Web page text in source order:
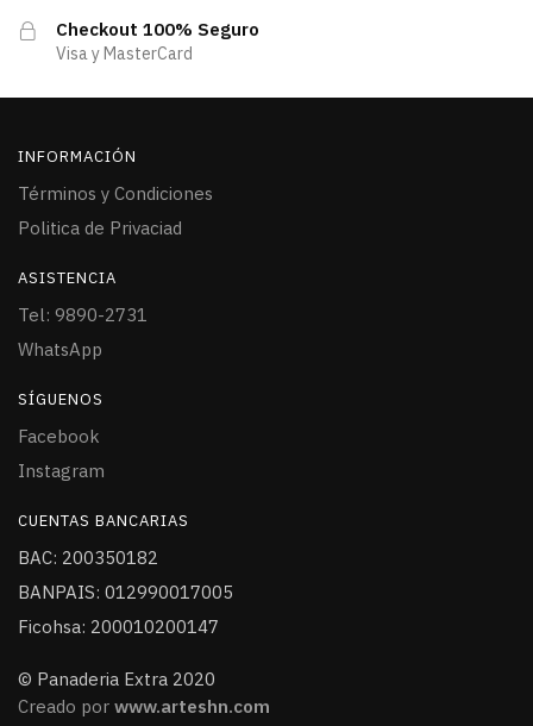
Checkout 100% Seguro
Visa y MasterCard
INFORMACIÓN
Términos y Condiciones
Politica de Privaciad
ASISTENCIA
Tel: 9890-2731
WhatsApp
SÍGUENOS
Facebook
Instagram
CUENTAS BANCARIAS
BAC: 200350182
BANPAIS: 012990017005
Ficohsa: 200010200147
© Panaderia Extra 2020
Creado por www.arteshn.com